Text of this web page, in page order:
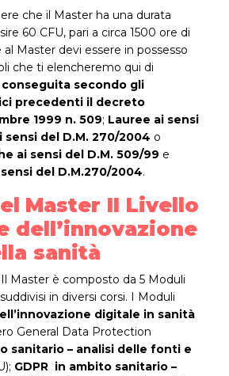
che il Master ha una durata
60 CFU, pari a circa 1500 ore di
al Master devi essere in possesso
che ti elencheremo qui di
conseguita secondo gli
precedenti il decreto
1999 n. 509; Lauree ai sensi
sensi del D.M. 270/2004 o
ai sensi del D.M. 509/99 e
del D.M.270/2004.
Master II Livello
dell’innovazione
sanità
Master è composto da 5 Moduli
in diversi corsi. I Moduli
digitale in sanità
General Data Protection
sanitario – analisi delle fonti e
GDPR in ambito sanitario –